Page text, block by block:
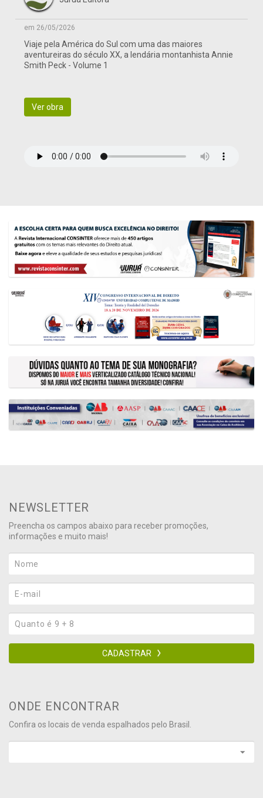
em 26/05/2026
Viaje pela América do Sul com uma das maiores
aventureiras do século XX, a lendária montanhista Annie
Smith Peck - Volume 1
Ver obra
NEWSLETTER
Preencha os campos abaixo para receber promoções,
informações e muito mais!
CADASTRAR
ONDE ENCONTRAR
Confira os locais de venda espalhados pelo Brasil.